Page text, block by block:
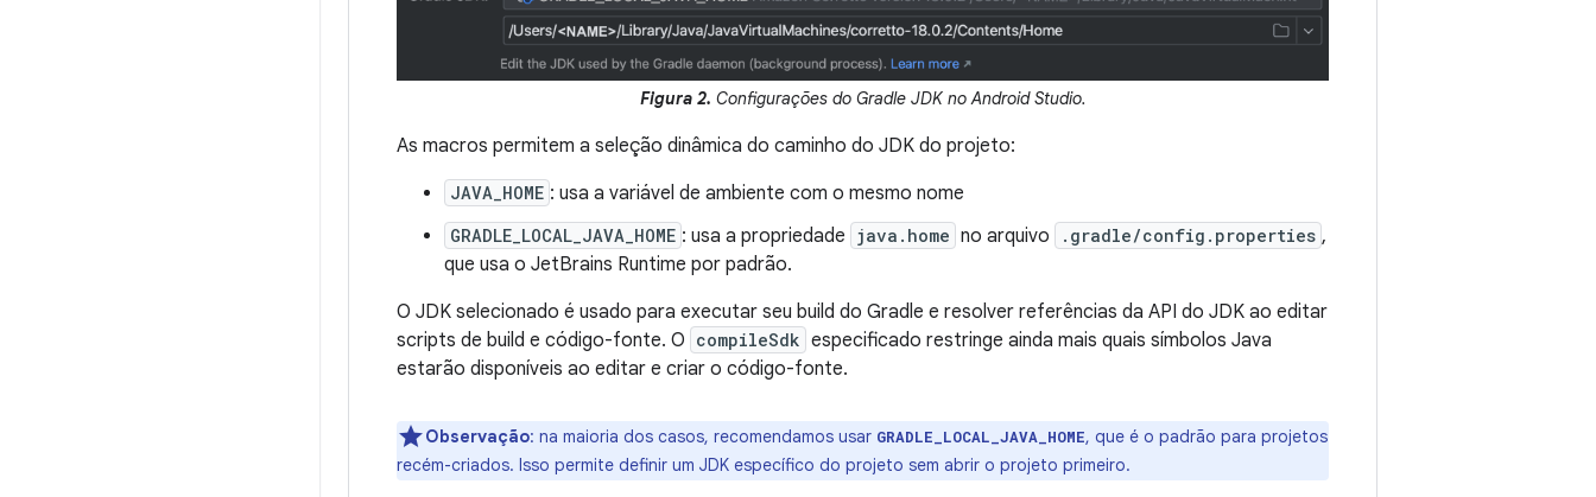
Figura 2. Configurações do Gradle JDK no Android Studio.
As macros permitem a seleção dinâmica do caminho do JDK do projeto:
JAVA_HOME : usa a variável de ambiente com o mesmo nome
GRADLE_LOCAL_JAVA_HOME : usa a propriedade java.home no arquivo .gradle/config.properties ,
que usa o JetBrains Runtime por padrão.
O JDK selecionado é usado para executar seu build do Gradle e resolver referências da API do JDK ao editar
scripts de build e código-fonte. O compileSdk especificado restringe ainda mais quais símbolos Java
estarão disponíveis ao editar e criar o código-fonte.
Observação: na maioria dos casos, recomendamos usar GRADLE_LOCAL_JAVA_HOME, que é o padrão para projetos
recém-criados. Isso permite definir um JDK específico do projeto sem abrir o projeto primeiro.